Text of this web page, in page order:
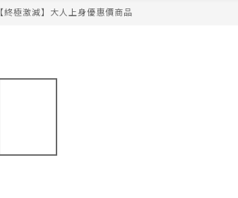
【終極激減】大人上身優惠價商品